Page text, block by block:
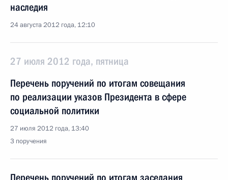
наследия
24 августа 2012 года, 12:10
27 июля 2012 года, пятница
Перечень поручений по итогам совещания
по реализации указов Президента в сфере
социальной политики
27 июля 2012 года, 13:40
3 поручения
Перечень поручений по итогам заседания